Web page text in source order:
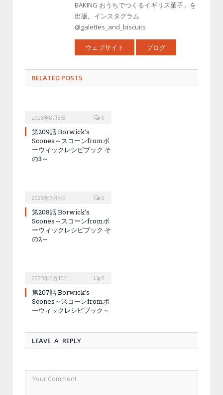
BAKING おうちでつくるイギリス菓子」を
出版。インスタグラム
@galettes_and_biscuits
ウェブサイト ブログ
RELATED POSTS
2025年8月3日 0
第209話 Borwick’s
Scones～スコーンfromボ
ーウィックレシピブック そ
の3～
2025年7月4日 0
第208話 Borwick’s
Scones～スコーンfromボ
ーウィックレシピブック そ
の2～
2025年6月10日 0
第207話 Borwick’s
Scones～スコーンfromボ
ーウィックレシピブック～
LEAVE A REPLY